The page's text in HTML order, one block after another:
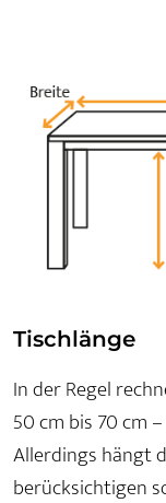
Tischlänge
In der Regel
50 cm bis 70 cm
Allerdings hängt
berücksichtigen